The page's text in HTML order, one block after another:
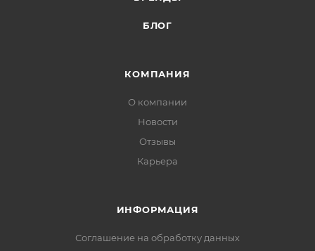
БЛОГ
КОМПАНИЯ
О компании
Новости
Отзывы
Карьера
ИНФОРМАЦИЯ
Соглашение на обработку данных